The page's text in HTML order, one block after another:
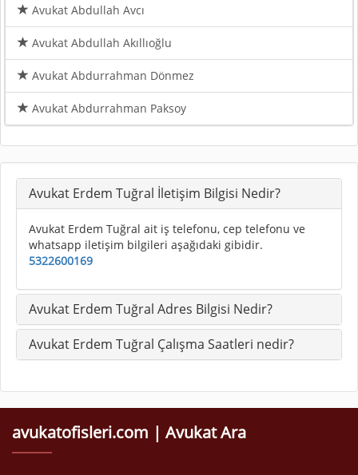
Avukat Abdullah Avcı
Avukat Abdullah Akıllıoğlu
Avukat Abdurrahman Dönmez
Avukat Abdurrahman Paksoy
Avukat Erdem Tuğral İletişim Bilgisi Nedir?
Avukat Erdem Tuğral ait iş telefonu, cep telefonu ve
whatsapp iletişim bilgileri aşağıdaki gibidir.
5322600169
Avukat Erdem Tuğral Adres Bilgisi Nedir?
Avukat Erdem Tuğral Çalışma Saatleri nedir?
avukatofisleri.com | Avukat Ara